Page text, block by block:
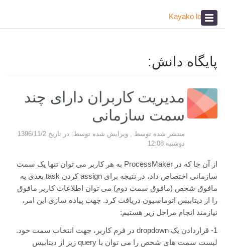
آکادمی
پایگاه دانش:
مدیریت کاربران دارای چند
سمت سازمانی
منتشر شده توسط , ویرایش شده توسط: در تاریخ 1396/11/2
دوشنبه 12:08
از آن جا که در ProcessMaker به هر کاربر می توان تنها یک سمت
سازمانی اختصاص داد، در نتیجه برای assign کردن task بعدی به
مافوق شخص (مافوق سمت دوم) می توان اطلاعات کاربر مافوق
را از دیتابیس اتوماسیون دریافت کرد. جهت پیاده سازی این امر،
نیازمند انجام مراحل زیر هستیم:
1- قراردادن یک dropdown در فرم کاربر، جهت انتخاب سمت خود.
لیست سمت های شخص را می توان با query زیر از دیتابیس